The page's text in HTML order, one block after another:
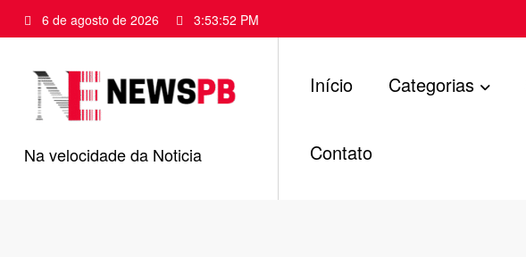
para
conteúdo
6 de agosto de 2026 3:53:53 PM
Na velocidade da Noticia
Início Categorias
Contato